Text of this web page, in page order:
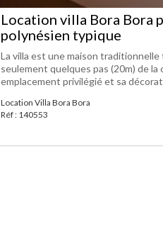
Location villa Bora Bora
polynésien typique
La villa est une maison
seulement quelques pas (20m) de la
emplacement privilégié et sa
Location Villa Bora Bora
Réf : 140553